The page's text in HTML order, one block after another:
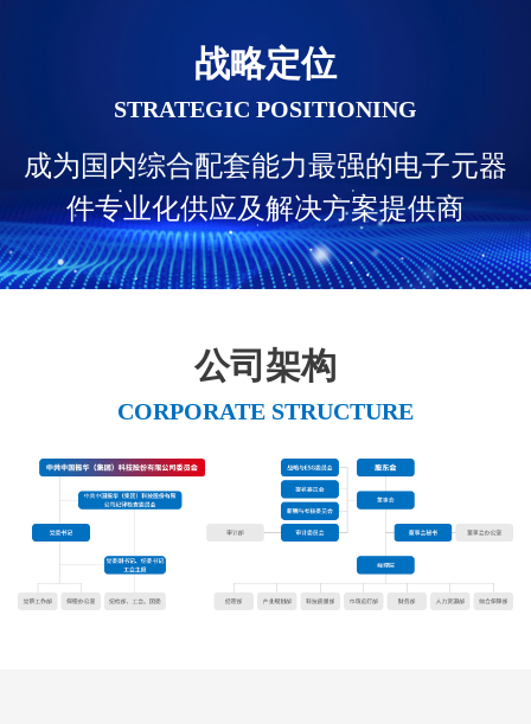
战略定位
STRATEGIC POSITIONING
成为国内综合配套能力最强的电子元器
件专业化供应及解决方案提供商
公司架构
CORPORATE STRUCTURE